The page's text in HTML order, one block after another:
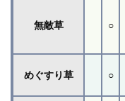
無敵草 ○
めぐすり草 ○